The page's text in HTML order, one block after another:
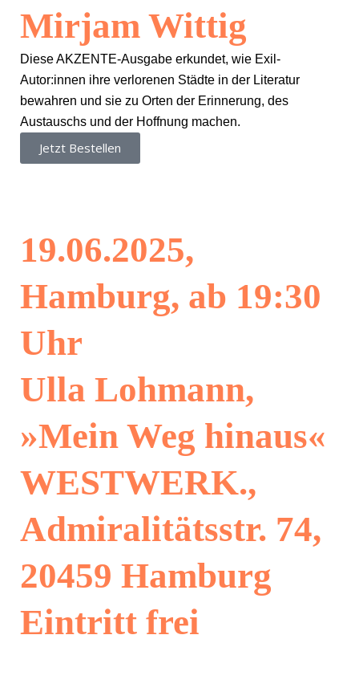
Mirjam Wittig
Diese AKZENTE-Ausgabe erkundet, wie Exil-
Autor:innen ihre verlorenen Städte in der Literatur
bewahren und sie zu Orten der Erinnerung, des
Austauschs und der Hoffnung machen.
Jetzt Bestellen
19.06.2025,
Hamburg, ab 19:30
Uhr
Ulla Lohmann,
»Mein Weg hinaus«
WESTWERK.,
Admiralitätsstr. 74,
20459 Hamburg
Eintritt frei